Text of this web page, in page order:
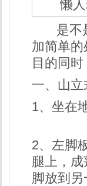
是不是
加简单
目的同
一、山立
1、坐在
2、左脚
腿上，
脚放到